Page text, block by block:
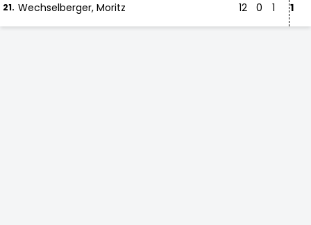
21. Wechselberger, Moritz 12 0 1 1